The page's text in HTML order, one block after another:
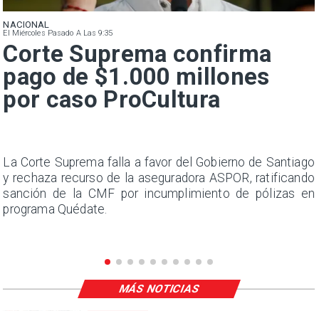
NACIONAL
El Miércoles Pasado A Las 9:35
Corte Suprema confirma
pago de $1.000 millones
por caso ProCultura
La Corte Suprema falla a favor del Gobierno de Santiago
y rechaza recurso de la aseguradora ASPOR, ratificando
sanción de la CMF por incumplimiento de pólizas en
programa Quédate.
MÁS NOTICIAS